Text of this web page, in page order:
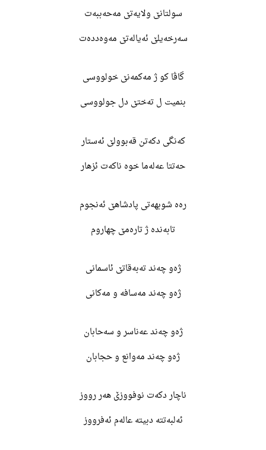
سولتانێ ولایەتێ مەحەببەت
سەرخەیلێ ئەیالەتێ مەوەددەت
گاڤا کو ژ مەکمەنێ خولووسی
بنمیت ل تەختێ دل جولووسی
کەنگی دکەتن قەبوولێ ئەستار
حەتتا عەلەما خوە ناکەت ئزهار
رەه شوبهەتی پادشاهێ ئەنجوم
تابەندە ژ تارەمێ چهاروم
ژەو چەند تەبەقاتێ ئاسمانی
ژەو چەند مەسافە و مەکانی
ژەو چەند عەناسر و سەحابان
ژەو چەند مەوانع و حجابان
ناچار دکەت نوفووزێ هەر رووز
ئەلبەتتە دبیتە عالەم ئەفرووز